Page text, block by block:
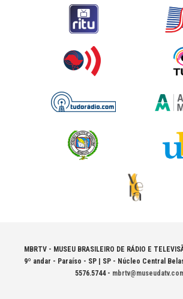
MBRTV - MUSEU BRASILEIRO DE RÁDIO E
9º andar - Paraíso - SP | SP - Núcleo Central
5576.5744 -